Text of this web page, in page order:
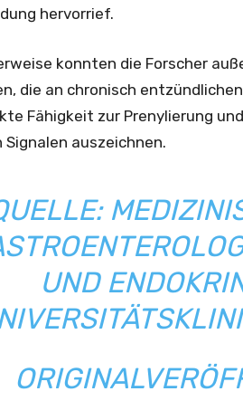
hervorrief.
konnten die Forscher
die an chronisch
Fähigkeit zur Prenylierung
auszeichnen.
UND